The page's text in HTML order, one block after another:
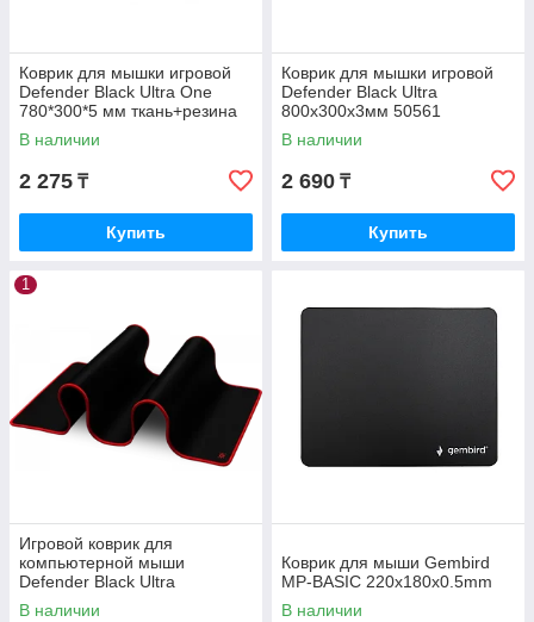
Коврик для мышки игровой
Defender Black Ultra One
780*300*5 мм ткань+резина
50004
В наличии
2 275 ₸
Купить
Коврик для мышки игровой
Defender Black Ultra
800х300х3мм 50561
В наличии
2 690 ₸
Купить
1
Игровой коврик для
компьютерной мыши
Defender Black Ultra
800х300х3мм черный 50561
В наличии
Коврик для мыши Gembird
MP-BASIC 220x180x0.5mm
В наличии